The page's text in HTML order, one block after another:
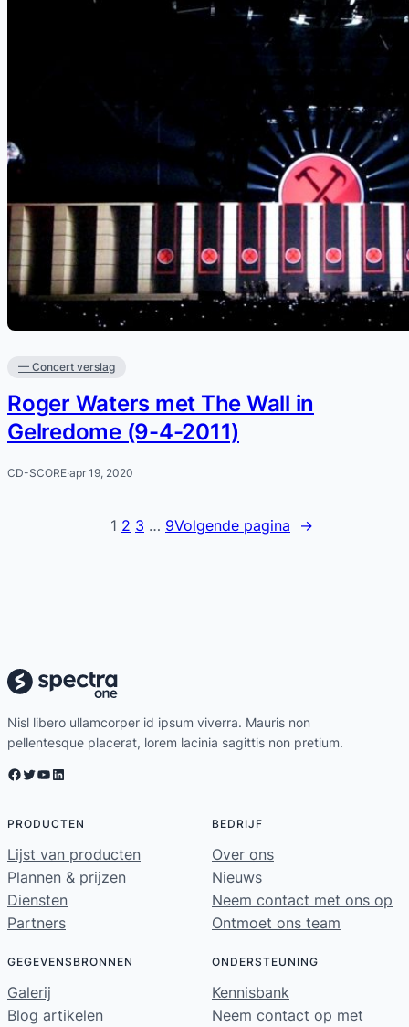
— Concert verslag
Roger Waters met The Wall in
Gelredome (9-4-2011)
CD-SCORE·apr 19, 2020
1 2 3 … 9Volgende pagina →
Nisl libero ullamcorper id ipsum viverra. Mauris non
pellentesque placerat, lorem lacinia sagittis non pretium.
Facebook Twitter YouTube LinkedIn
PRODUCTEN
Lijst van producten
Plannen & prijzen
Diensten
Partners
BEDRIJF
Over ons
Nieuws
Neem contact met ons op
Ontmoet ons team
GEGEVENSBRONNEN
Galerij
Blog artikelen
ONDERSTEUNING
Kennisbank
Neem contact op met